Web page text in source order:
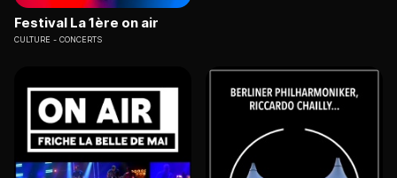
Festival La 1ère on air
CULTURE CONCERTS